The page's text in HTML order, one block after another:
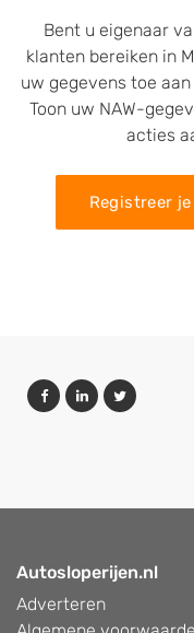
Bent u eigenaar
klanten bereiken in
uw gegevens toe
Toon uw NAW-
acties
Registreer
Autosloperijen.nl
Adverteren